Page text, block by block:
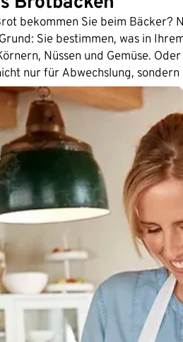
bekommen Sie beim Bäcker?
Sie bestimmen, was in
Nüssen und Gemüse.
nur für Abwechslung,